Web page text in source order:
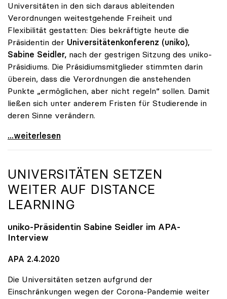
Universitäten in den sich daraus ableitenden
Verordnungen weitestgehende Freiheit und
Flexibilität gestatten: Dies bekräftigte heute die
Präsidentin der Universitätenkonferenz (uniko),
Sabine Seidler, nach der gestrigen Sitzung des uniko-
Präsidiums. Die Präsidiumsmitglieder stimmten darin
überein, dass die Verordnungen die anstehenden
Punkte „ermöglichen, aber nicht regeln“ sollen. Damit
ließen sich unter anderem Fristen für Studierende in
deren Sinne verändern.
Seidler: Verordnungsermächtigung soll Handlungen
...weiterlesen
UNIVERSITÄTEN SETZEN
WEITER AUF DISTANCE
LEARNING
uniko-Präsidentin Sabine Seidler im APA-
Interview
APA 2.4.2020
Die Universitäten setzen aufgrund der
Einschränkungen wegen der Corona-Pandemie weiter